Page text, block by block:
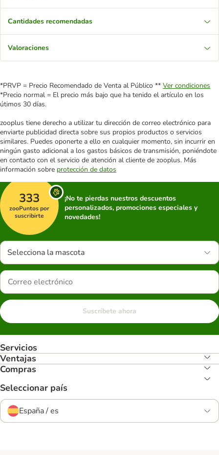
Cantidades recomendadas
Valoraciones
*PRVP = Precio Recomendado de Venta al Público ** Ver condiciones
*Precio normal = El precio más bajo que ha tenido el artículo en los
útimos 30 días.
zooplus tiene derecho a utilizar tu dirección de correo electrónico para
enviarte publicidad directa sobre sus propios productos o servicios
similares. Puedes oponerte a ello en cualquier momento, sin incurrir en
ningún gasto adicional a los gastos básicos de transmisión, poniéndote
en contacto con el servicio de atención al cliente de zooplus. Más
información sobre protección de datos
333
zooPuntos por
suscribirte
¡No te pierdas nuestros descuentos
personalizados, promociones especiales y
novedades!
Selecciona la mascota
Suscríbete ahora
Servicios
Ventajas
Compras
Seleccionar país
España / es